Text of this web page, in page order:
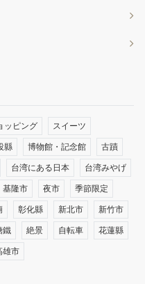
ッピング スイーツ
縣 博物館・記念館 古蹟
台湾にある日本 台湾みやげ
基隆市 夜市 季節限定
彰化縣 新北市 新竹市
鐵 絶景 自転車 花蓮縣
雄市